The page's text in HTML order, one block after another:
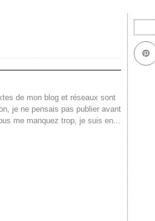
de mon blog et réseaux sont
je ne pensais pas publier avant
me manquez trop, je suis en...